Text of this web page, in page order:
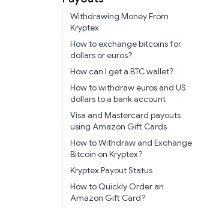
Withdrawing Money From
Kryptex
How to exchange bitcoins for
dollars or euros?
How can I get a BTC wallet?
How to withdraw euros and US
dollars to a bank account
Visa and Mastercard payouts
using Amazon Gift Cards
How to Withdraw and Exchange
Bitcoin on Kryptex?
Kryptex Payout Status
How to Quickly Order an
Amazon Gift Card?